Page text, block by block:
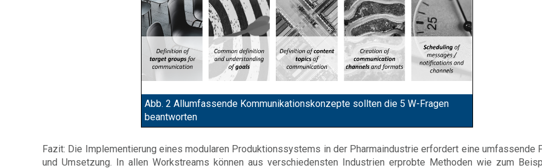
Abb. 2 Allumfassende Kommunikationskonzepte sollten die 5 W-Fragen
beantworten
Fazit: Die Implementierung eines modularen Produktionssystems in der Pharmaindustrie erfordert eine umfassende
und Umsetzung. In allen Workstreams können aus verschiedensten Industrien erprobte Methoden wie zum